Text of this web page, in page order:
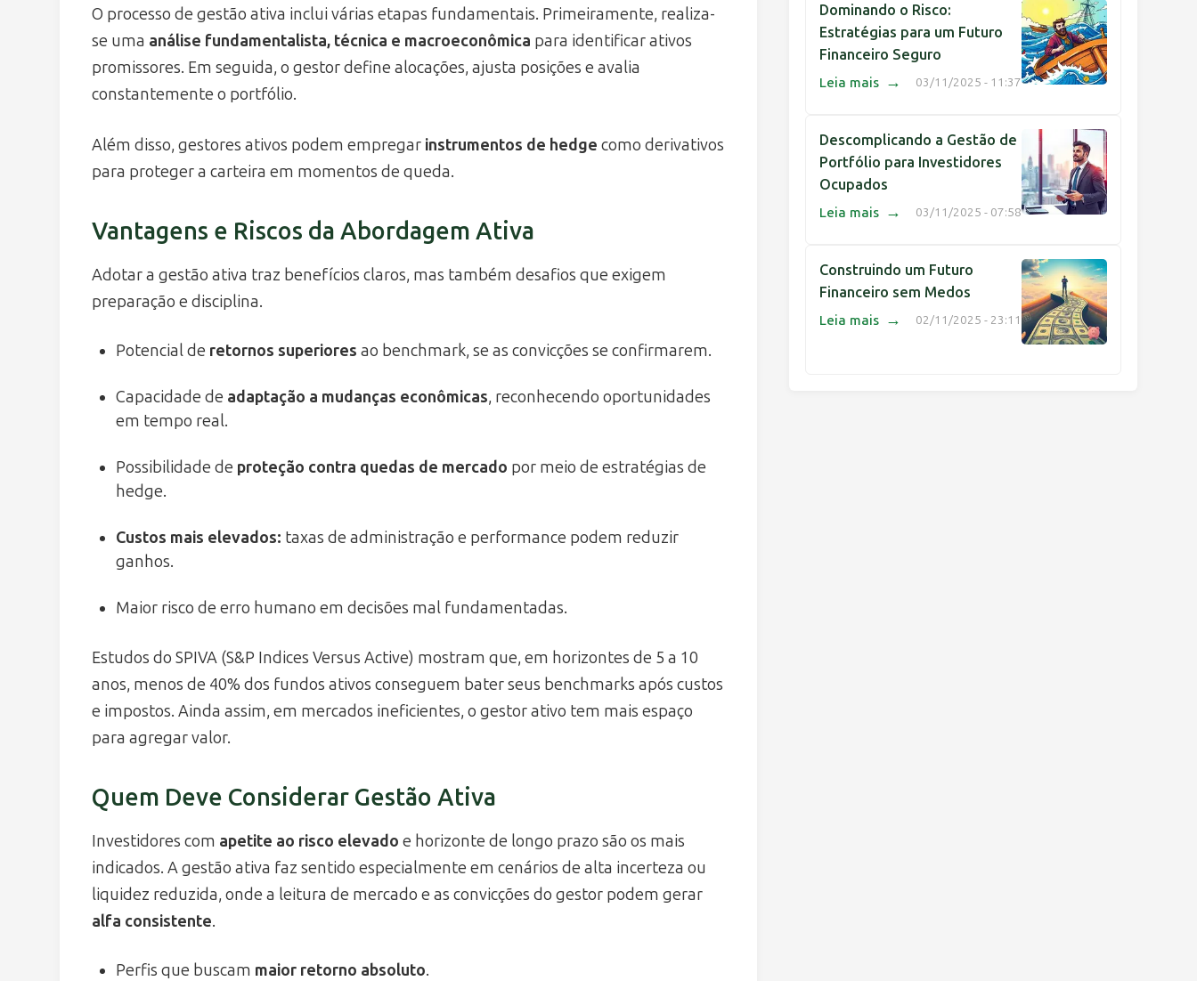
O processo de gestão ativa inclui várias etapas fundamentais. Primeiramente, realiza-
se uma análise fundamentalista, técnica e macroeconômica para identificar ativos
promissores. Em seguida, o gestor define alocações, ajusta posições e avalia
constantemente o portfólio.
Além disso, gestores ativos podem empregar instrumentos de hedge como derivativos
para proteger a carteira em momentos de queda.
Vantagens e Riscos da Abordagem Ativa
Adotar a gestão ativa traz benefícios claros, mas também desafios que exigem
preparação e disciplina.
Potencial de retornos superiores ao benchmark, se as convicções se confirmarem.
Capacidade de adaptação a mudanças econômicas, reconhecendo oportunidades
em tempo real.
Possibilidade de proteção contra quedas de mercado por meio de estratégias de
hedge.
Custos mais elevados: taxas de administração e performance podem reduzir
ganhos.
Maior risco de erro humano em decisões mal fundamentadas.
Estudos do SPIVA (S&P Indices Versus Active) mostram que, em horizontes de 5 a 10
anos, menos de 40% dos fundos ativos conseguem bater seus benchmarks após custos
e impostos. Ainda assim, em mercados ineficientes, o gestor ativo tem mais espaço
para agregar valor.
Quem Deve Considerar Gestão Ativa
Investidores com apetite ao risco elevado e horizonte de longo prazo são os mais
indicados. A gestão ativa faz sentido especialmente em cenários de alta incerteza ou
liquidez reduzida, onde a leitura de mercado e as convicções do gestor podem gerar
alfa consistente.
Perfis que buscam maior retorno absoluto.
Dominando o Risco:
Estratégias para um Futuro
Financeiro Seguro
03/11/2025 - 11:37
Leia mais →
Descomplicando a Gestão de
Portfólio para Investidores
Ocupados
03/11/2025 - 07:58
Leia mais →
Construindo um Futuro
Financeiro sem Medos
02/11/2025 - 23:11
Leia mais →